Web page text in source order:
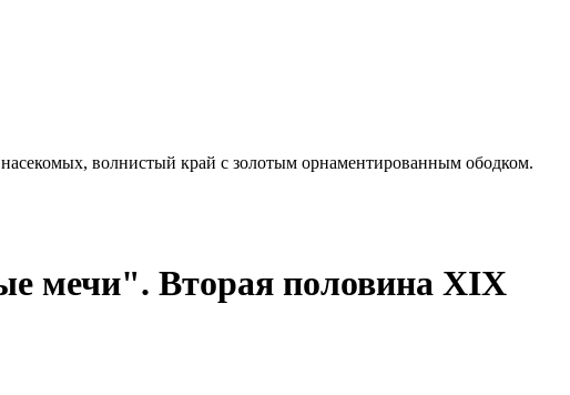
волнистый край с золотым орнаментированным ободком.
мечи". Вторая половина XIX